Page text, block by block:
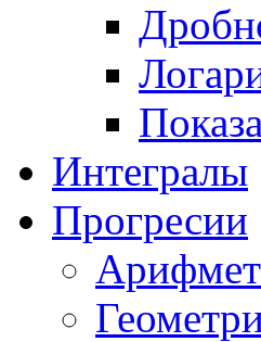
Интегралы
Прогресии